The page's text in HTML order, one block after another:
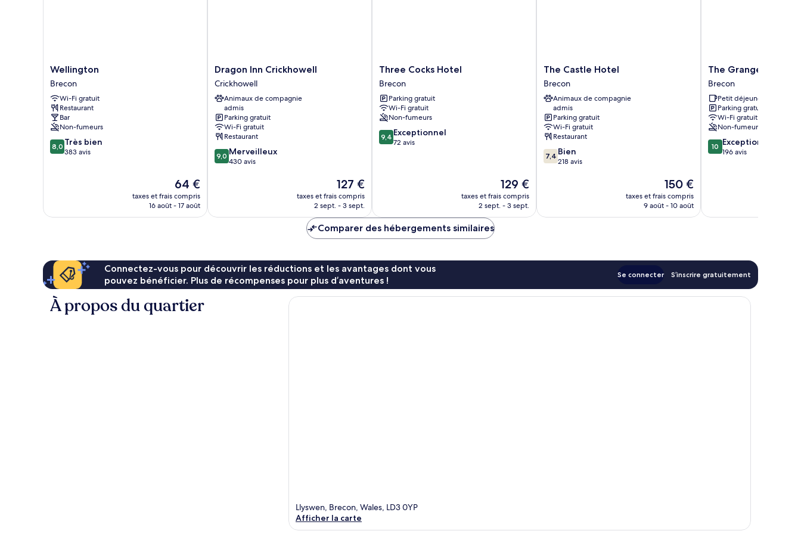
Wellington
Brecon
Wellington
Brecon
Wi-Fi gratuit
Restaurant
Bar
Non-fumeurs
8.0
sur
8,0 Très bien
383 avis
Le
nouveau
prix
64 €
taxes et frais compris
16 août - 17 août
Dragon
Inn
Crickhowell
Crickhowell
Dragon Inn Crickhowell
Crickhowell
Animaux de compagnie
admis
Parking gratuit
Wi-Fi gratuit
Restaurant
9.0
sur
9,0 Merveilleux
430 avis
Le
nouveau
prix
de
127 €
127 €
taxes et frais compris
2 sept. - 3 sept.
Three
Cocks
Hotel
Brecon
Three Cocks Hotel
Brecon
Parking gratuit
Wi-Fi gratuit
Non-fumeurs
9.4
sur
9,4 Exceptionnel
72 avis
Le
nouveau
prix
129 €
taxes et frais compris
2 sept. - 3 sept.
The
Castle
Hotel
Brecon
The Castle Hotel
Brecon
Animaux de compagnie
admis
Parking gratuit
Wi-Fi gratuit
Restaurant
7.4
sur
7,4 Bien
218 avis
Le
nouveau
prix
150 €
taxes et frais compris
9 août - 10 août
The
Grange
Guest
House
Brecon
The Grange Guest
Brecon
Petit déjeuner gratuit
Parking gratuit
Wi-Fi gratuit
Non-fumeurs
10.0
sur
10 Exceptionnel
196 avis
Comparer des hébergements similaires
Connectez-vous pour découvrir les réductions et les avantages dont vous
pouvez bénéficier. Plus de récompenses pour plus d’aventures !
Se connecter S’inscrire gratuitement
À propos du quartier
Llyswen, Brecon, Wales, LD3 0YP
Afficher la carte